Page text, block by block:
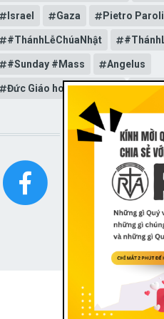
Israel Gaza Pietro
#ThánhLễChúaNhật
#Sunday #Mass Angelus
Đức Giáo hoàng Lêô XIV
STAY CONNECTED